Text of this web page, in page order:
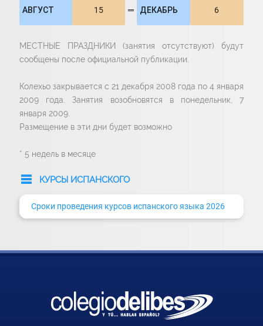
АВГУСТ 15 ═ ДЕКАБРЬ 6
МЕСТНЫЕ ПРАЗДНИКИ (занятия отсутствуют) будут
сообщены после официальной публикации.
Колехьо закрывается с 21 декабря 2008 года по 4 января
2009 года. Занятия возобновятся в понедельник, 7
января 2009.
Размещение в эти дни будет возможно
* 5 недель в месяце
КУРСЫ ИСПАНСКОГО
Сроки проведения курсов испанского языка 2026